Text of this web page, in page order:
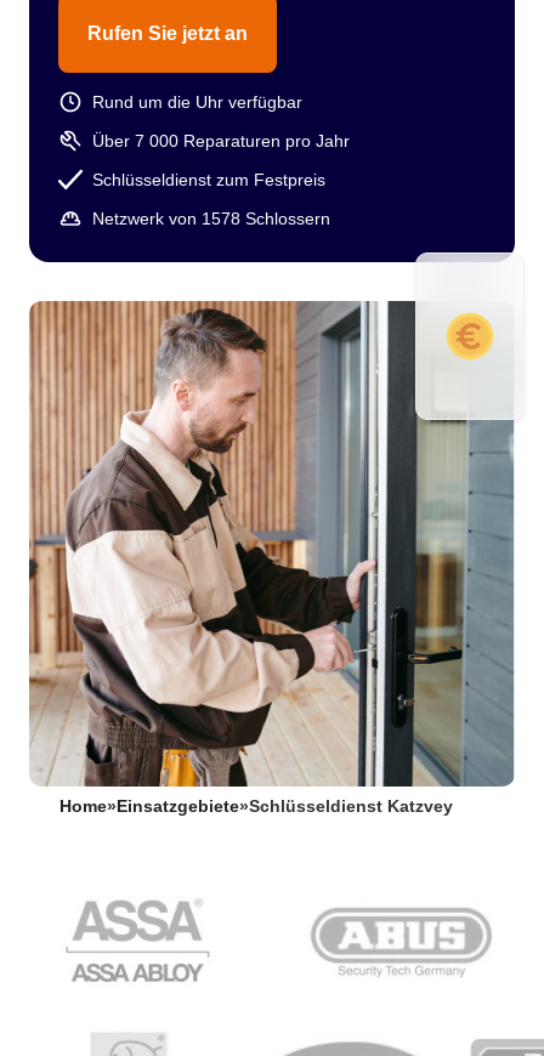
Rufen Sie jetzt an
Rund um die Uhr verfügbar
Über 7 000 Reparaturen pro Jahr
Schlüsseldienst zum Festpreis
Netzwerk von 1578 Schlossern
Home» Einsatzgebiete»Schlüsseldienst Katzvey